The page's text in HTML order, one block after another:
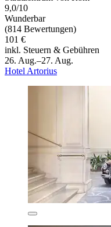
9,0/10
Wunderbar
(814 Bewertungen)
101 €
inkl. Steuern & Gebühren
26. Aug.–27. Aug.
Hotel Artorius